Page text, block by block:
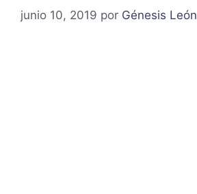
junio 10, 2019 por Génesis León